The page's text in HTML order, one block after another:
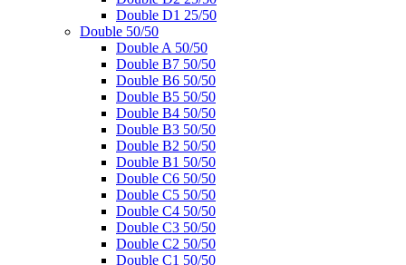
Double D1 25/50
Double 50/50
Double A 50/50
Double B7 50/50
Double B6 50/50
Double B5 50/50
Double B4 50/50
Double B3 50/50
Double B2 50/50
Double B1 50/50
Double C6 50/50
Double C5 50/50
Double C4 50/50
Double C3 50/50
Double C2 50/50
Double C1 50/50